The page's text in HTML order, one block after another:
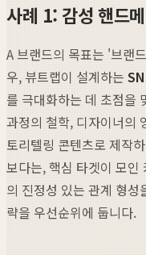
사례 1: 감성 핸드
A 브랜드의 목표는 '브랜
우, 뷰트랩이 설계하는
를 극대화하는 데 초점을
과정의 철학, 디자이너의
토리텔링 콘텐츠로 제작
보다는, 핵심 타겟이 모인
의 진정성 있는 관계 형
략을 우선순위에 둡니다.